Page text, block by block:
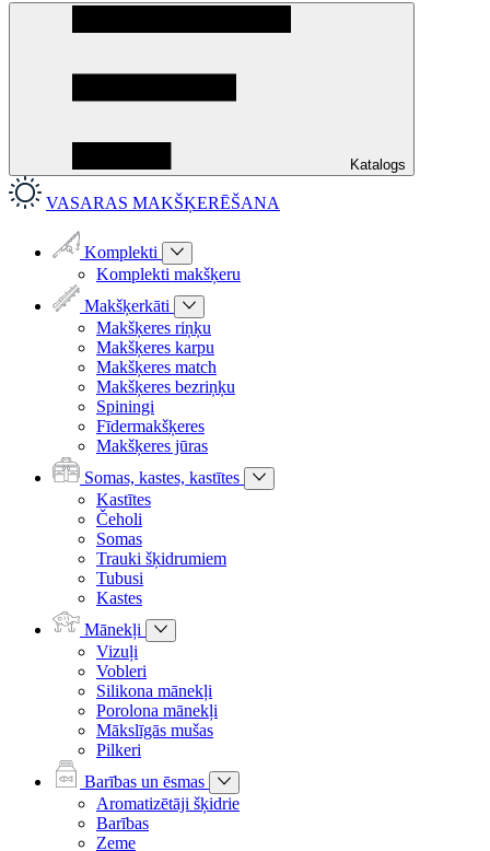
Katalogs
VASARAS MAKŠĶERĒŠANA
Komplekti
Komplekti makšķeru
Makšķerkāti
Makšķeres riņķu
Makšķeres karpu
Makšķeres match
Makšķeres bezriņķu
Spiningi
Fīdermakšķeres
Makšķeres jūras
Somas, kastes, kastītes
Kastītes
Čeholi
Somas
Trauki šķidrumiem
Tubusi
Kastes
Mānekļi
Vizuļi
Vobleri
Silikona mānekļi
Porolona mānekļi
Mākslīgās mušas
Pilkeri
Barības un ēsmas
Aromatizētāji šķidrie
Barības
Zeme